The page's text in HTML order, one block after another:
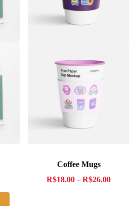
Coffee Mugs
R$18.00 – R$26.00